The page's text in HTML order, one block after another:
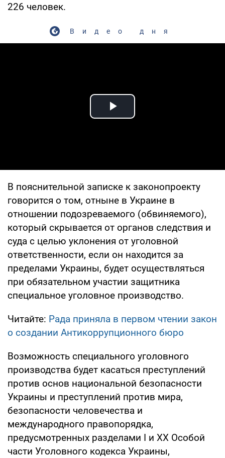
226 человек.
Видео дня
Play Video
В пояснительной записке к законопроекту
говорится о том, отныне в Украине в
отношении подозреваемого (обвиняемого),
который скрывается от органов следствия и
суда с целью уклонения от уголовной
ответственности, если он находится за
пределами Украины, будет осуществляться
при обязательном участии защитника
специальное уголовное производство.
Читайте: Рада приняла в первом чтении закон
о создании Антикоррупционного бюро
Возможность специального уголовного
производства будет касаться преступлений
против основ национальной безопасности
Украины и преступлений против мира,
безопасности человечества и
международного правопорядка,
предусмотренных разделами I и ХХ Особой
части Уголовного кодекса Украины,